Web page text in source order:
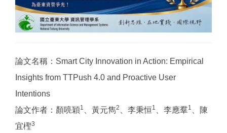
論文名稱：Smart City Innovation in Action: Empirical
Insights from TTPush 4.0 and Proactive User
Intentions
論文作者：顏喨穎1 、黃元雋2 、李秉恒1 、李應羣1
、陳
宜檉3